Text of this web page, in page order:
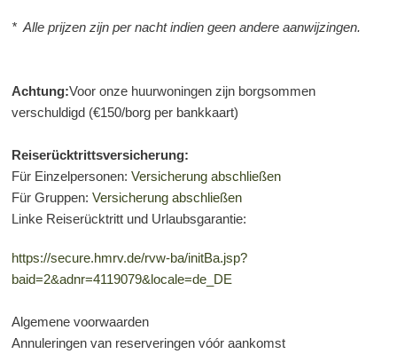
*Alle prijzen zijn per nacht indien geen andere aanwijzingen.
Achtung:Voor onze huurwoningen zijn borgsommen
verschuldigd (€150/borg per bankkaart)
Reiserücktrittsversicherung:
Für Einzelpersonen:Versicherung abschließen
Für Gruppen:Versicherung abschließen
Linke Reiserücktritt und Urlaubsgarantie:
https://secure.hmrv.de/rvw-ba/initBa.jsp?
baid=2&adnr=4119079&locale=de_DE
Algemene voorwaarden
Annuleringen van reserveringen vóór aankomst